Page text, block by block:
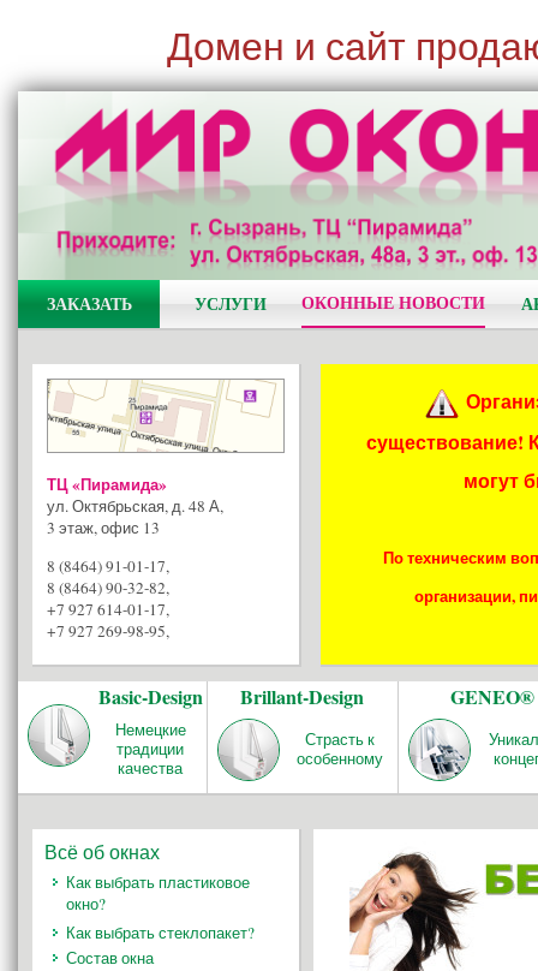
Домен и сайт
ЗАКАЗАТЬ УСЛУГИ ОКОННЫЕ НОВОСТИ
ТЦ «Пирамида»
ул. Октябрьская, д. 48 А,
3 этаж, офис 13
8 (8464) 91-01-17,
8 (8464) 90-32-82,
+7 927 614-01-17,
+7 927 269-98-95,
существование!
могут
По техническим
организации,
Basic-Design
Немецкие
традиции
качества
Brillant-Design
Страсть к
особенному
GENEO®
Всё об окнах
Как выбрать пластиковое
окно?
Как выбрать стеклопакет?
Состав окна